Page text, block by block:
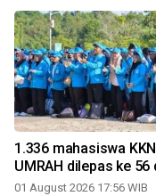
1.336 mahasiswa KKN
UMRAH dilepas ke 56
01 August 2026 17:56 WIB